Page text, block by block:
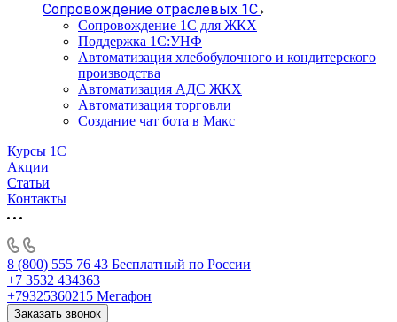
Сопровождение отраслевых 1С
Сопровождение 1С для ЖКХ
Поддержка 1С:УНФ
Автоматизация хлебобулочного и кондитерского
производства
Автоматизация АДС ЖКХ
Автоматизация торговли
Создание чат бота в Макс
Курсы 1С
Акции
Статьи
Контакты
8 (800) 555 76 43 Бесплатный по России
+7 3532 434363
+79325360215 Мегафон
Заказать звонок